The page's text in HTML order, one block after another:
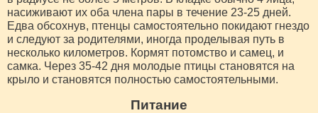
насиживают их оба члена пары в течение 23-25 дней.
Едва обсохнув, птенцы самостоятельно покидают гнездо
и следуют за родителями, иногда проделывая путь в
несколько километров. Кормят потомство и самец, и
самка. Через 35-42 дня молодые птицы становятся на
крыло и становятся полностью самостоятельными.
Питание